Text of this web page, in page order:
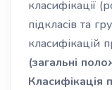
класифікації
підкласів та
класифікацій
(загальні
Класифікація